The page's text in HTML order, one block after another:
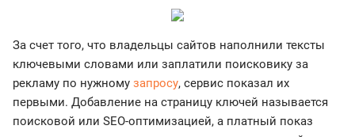
За счет того, что владельцы сайтов наполнили тексты
ключевыми словами или заплатили поисковику за
рекламу по нужному запросу, сервис показал их
первыми. Добавление на страницу ключей называется
поисковой или SEO-оптимизацией, а платный показ